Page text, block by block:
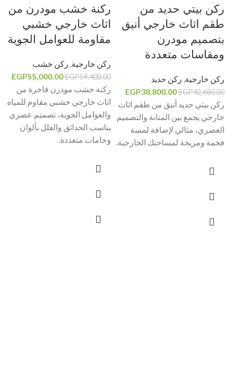
ركن بيتي حديد من
طقم اثاث خارجي أنيق
بتصميم مودرن
ومقاسات متعددة
ركن خارجية, ركن حديد
EGP42,680.00
EGP38,800.00
ركن بيتي حديد أنيق من طقم اثاث
خارجي يجمع بين المتانة والتصميم
العصري، مثالي لإضافة لمسة
فخمة ومريحة لمساحتك الخارجية.
ركنة خشب مودرن من
اثاث خارجي خشبي
مقاومة للعوامل الجوية
ركن خارجية, ركن خشب
EGP59,400.00
EGP55,000.00
ركنة خشب مودرن فاخرة من
اثاث خارجي خشبي مقاوم للمياه
والعوامل الجوية، تصميم عصري
يناسب الحدائق والفلل بألوان
وخامات متعددة.